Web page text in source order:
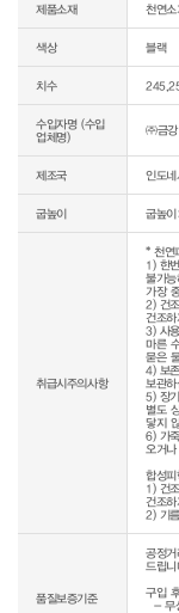
제품소재 천연소
색상 블랙
치수
수입자명 (수입
업체명)
㈜금강
제조국 인도
굽높이 굽높
취급시주의사항
* 천연
1) 한
불가
가장
2) 건
건조하
3) 사
마른
묻은
4) 보
보관하
5) 장
별도
닿지
6) 가
오거
합성피
1) 건
건조하
품질보증기준
공정
드립니
구입
  - 무상 AS 항목